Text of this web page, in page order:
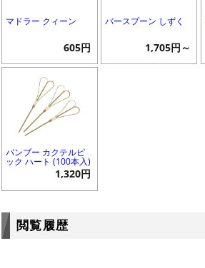
マドラー クィーン
605円
バースプーン しずく
1,705円～
バンブー カクテルピ
ック ハート (100本入)
1,320円
閲覧履歴